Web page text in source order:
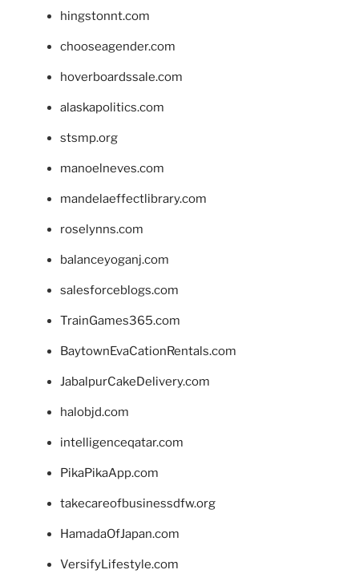
hingstonnt.com
chooseagender.com
hoverboardssale.com
alaskapolitics.com
stsmp.org
manoelneves.com
mandelaeffectlibrary.com
roselynns.com
balanceyoganj.com
salesforceblogs.com
TrainGames365.com
BaytownEvaCationRentals.com
JabalpurCakeDelivery.com
halobjd.com
intelligenceqatar.com
PikaPikaApp.com
takecareofbusinessdfw.org
HamadaOfJapan.com
VersifyLifestyle.com